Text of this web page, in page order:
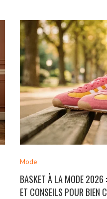
Mode
BASKET À LA MODE 2026
ET CONSEILS POUR BIEN